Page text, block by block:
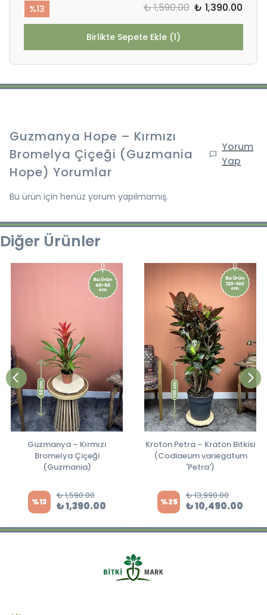
%13 ₺ 1,590.00 ₺ 1,390.00
Birlikte Sepete Ekle (1)
Guzmanya Hope – Kırmızı
Bromelya Çiçeği (Guzmania
Hope) Yorumlar
Yorum
Yap
Bu ürün için henüz yorum yapılmamış.
Diğer Ürünler
Guzmanya – Kırmızı
Bromelya Çiçeği
(Guzmania)
%13
₺ 1,590.00
₺ 1,390.00
Kroton Petra – Kraton Bitkisi
(Codiaeum variegatum
'Petra')
%25
₺ 13,990.00
₺ 10,490.00